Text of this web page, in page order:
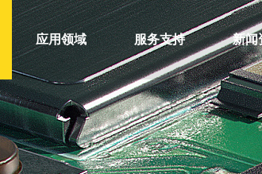
应用领域 服务支持 新闻